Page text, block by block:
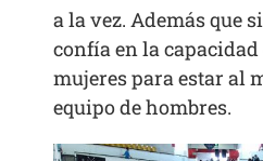
a la vez. Además que
confía en la
mujeres para estar al
equipo de hombres.